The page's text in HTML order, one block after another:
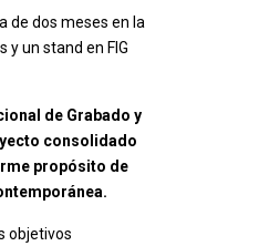
de dos meses en la
y un stand en FIG
de Grabado y
consolidado
propósito de
objetivos